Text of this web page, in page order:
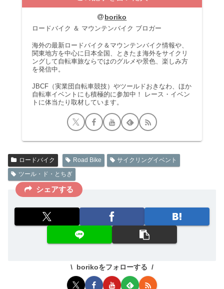
boriko
ロードバイク ＆ マウンテンバイク ブロガー
海外の最新ロードバイク＆マウンテンバイク情報や、
関東地方を中心に日本全国、ときたま海外をサイクリ
ングして自転車旅ならではのグルメや景色、楽しみ方
を発信中。
JBCF（実業団自転車競技）やツールドおきなわ、ほか
自転車イベントにも積極的に参加中！ レース・イベン
トに体当たり取材しています。
ロードバイク Road Bike
サイクリングイベント
ツール・ド・とちぎ
シェアする
borikoをフォローする